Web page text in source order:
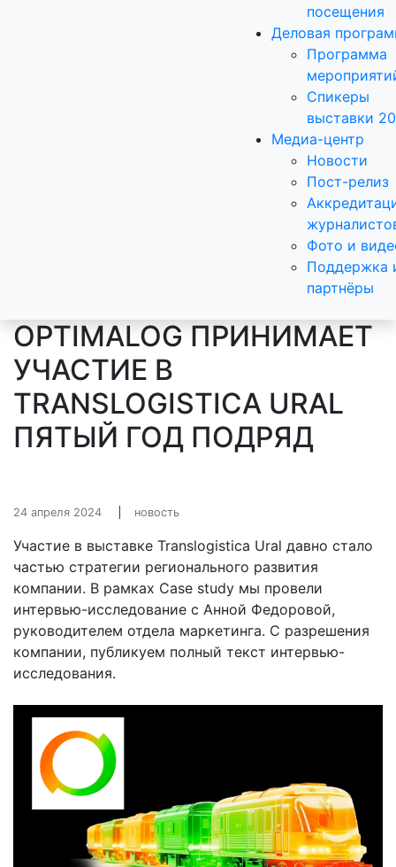
посещения
Деловая
Программа
Спикеры
выставки
Медиа-центр
Новости
Пост-релиз
Фото и
Поддержка
партнёры
OPTIMALOG ПРИНИМАЕТ
УЧАСТИЕ В
TRANSLOGISTICA URAL
ПЯТЫЙ ГОД ПОДРЯД
24 апреля 2024 новость
Участие в выставке Translogistica Ural давно стало
частью стратегии регионального развития
компании. В рамках Case study мы провели
интервью-исследование с Анной Федоровой,
руководителем отдела маркетинга. С разрешения
компании, публикуем полный текст интервью-
исследования.